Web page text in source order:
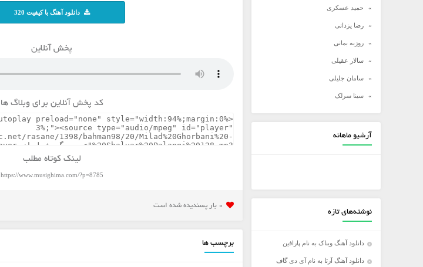
حمید عسکری
رضا یزدانی
روزبه بمانی
سالار عقیلی
سامان جلیلی
سینا سرلک
شادمهر عقیلی
آرشیو ماهانه
نوشته‌های تازه
دانلود آهنگ ویناک به نام پارافین
دانلود آهنگ آرتا به نام آی دی گاف
دانلود آهنگ با کیفیت 320
پخش آنلاین
کد پخش آنلاین برای وبلاگ ها
لینک کوتاه مطلب
https://www.musighima.com/?p=8785
0 بار پسنديده شده است
برچسب ها